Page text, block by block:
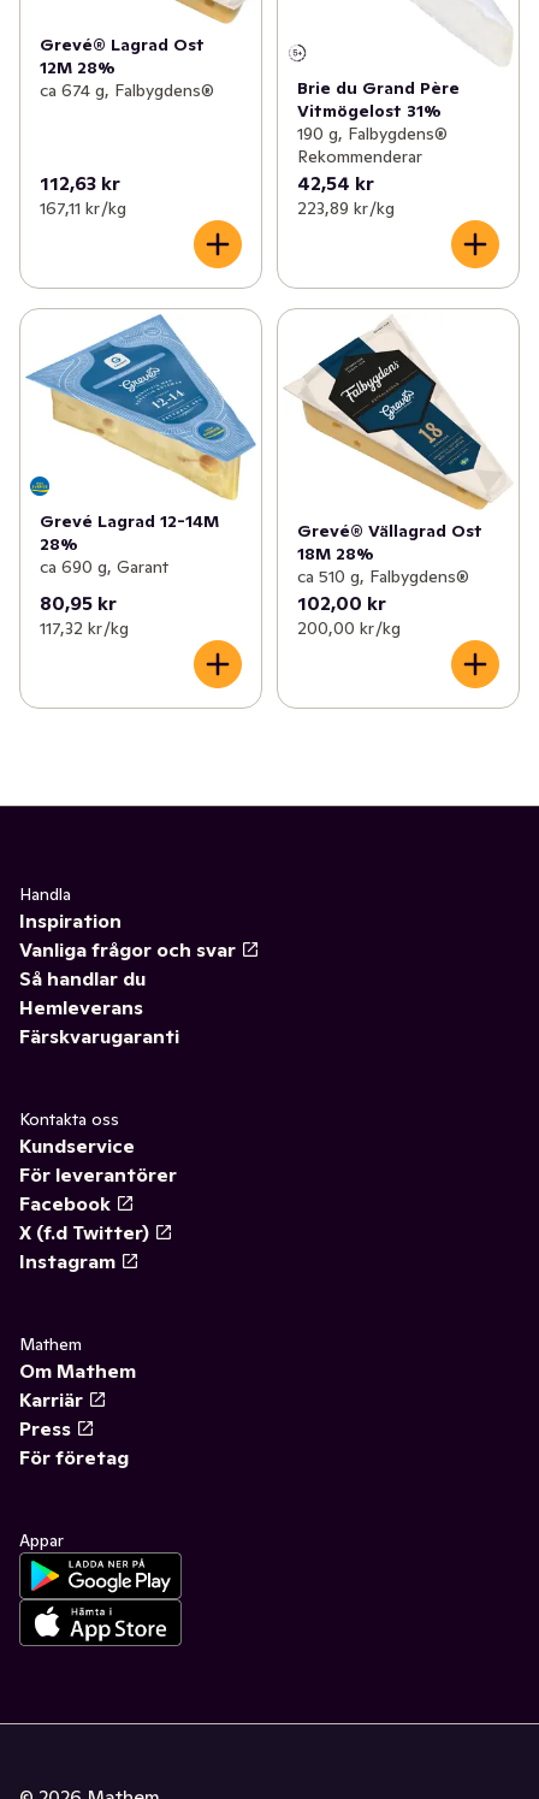
Grevé® Lagrad Ost
12M 28%
ca 674 g, Falbygdens®
112,63 kr
167,11 kr /kg
Brie du Grand Père
Vitmögelost 31%
190 g, Falbygdens®
Rekommenderar
42,54 kr
223,89 kr /kg
Grevé Lagrad 12-14M
28%
ca 690 g, Garant
80,95 kr
117,32 kr /kg
Grevé® Vällagrad Ost
18M 28%
ca 510 g, Falbygdens®
102,00 kr
200,00 kr /kg
Handla
Inspiration
Vanliga frågor och svar
Så handlar du
Hemleverans
Färskvarugaranti
Kontakta oss
Kundservice
För leverantörer
Facebook
X (f.d Twitter)
Instagram
Mathem
Om Mathem
Karriär
Press
För företag
Appar